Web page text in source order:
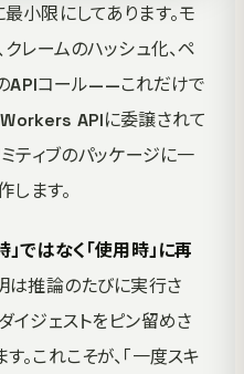
小限にしてあります。モ
レームのハッシュ化、ペ
APIコール——これだけで
APIに委譲されて
ティブのパッケージに一
ます。
」ではなく「使用時」に再
は推論のたびに実行さ
イジェストをピン留めさ
これこそが、「一度スキ